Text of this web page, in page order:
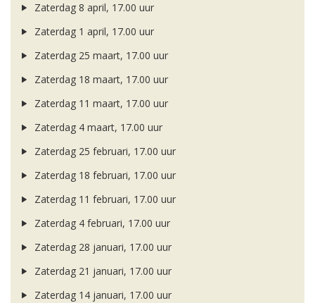
Zaterdag 8 april, 17.00 uur
Zaterdag 1 april, 17.00 uur
Zaterdag 25 maart, 17.00 uur
Zaterdag 18 maart, 17.00 uur
Zaterdag 11 maart, 17.00 uur
Zaterdag 4 maart, 17.00 uur
Zaterdag 25 februari, 17.00 uur
Zaterdag 18 februari, 17.00 uur
Zaterdag 11 februari, 17.00 uur
Zaterdag 4 februari, 17.00 uur
Zaterdag 28 januari, 17.00 uur
Zaterdag 21 januari, 17.00 uur
Zaterdag 14 januari, 17.00 uur